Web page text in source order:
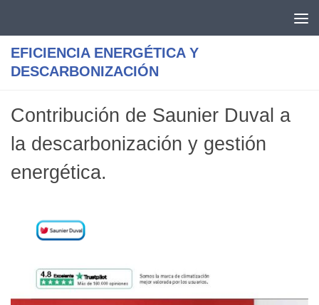
EFICIENCIA ENERGÉTICA Y
DESCARBONIZACIÓN
Contribución de Saunier Duval a
la descarbonización y gestión
energética.